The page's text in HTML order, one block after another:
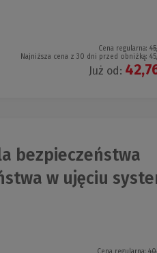
Cena regularna:
Najniższa cena z 30 dni przed obniżką:
Już od:
bezpieczeństwa
w ujęciu